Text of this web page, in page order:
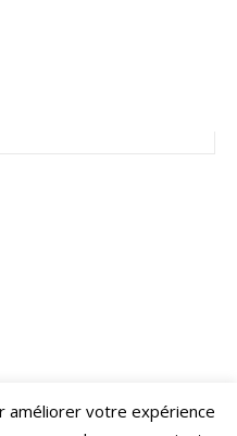
améliorer votre expérience